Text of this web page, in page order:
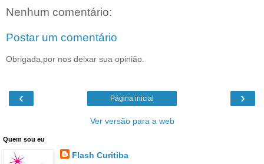
Nenhum comentário:
Postar um comentário
Obrigada,por nos deixar sua opinião.
‹ ›
Página inicial
Ver versão para a web
Quem sou eu
Flash Curitiba